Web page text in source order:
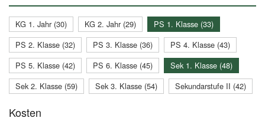
KG 1. Jahr (30) KG 2. Jahr (29)
PS 1. Klasse (33)
PS 2. Klasse (32)
PS 3. Klasse (36)
PS 4. Klasse (43)
PS 5. Klasse (42)
PS 6. Klasse (45)
Sek 1. Klasse (48)
Sek 2. Klasse (59)
Sek 3. Klasse (54) Sekundarstufe II (42)
Kosten